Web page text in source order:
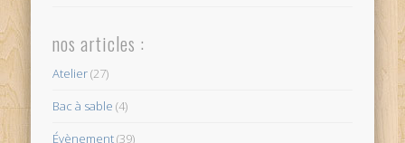
nos articles :
Atelier(27)
Bac à sable (4)
Évènement(39)